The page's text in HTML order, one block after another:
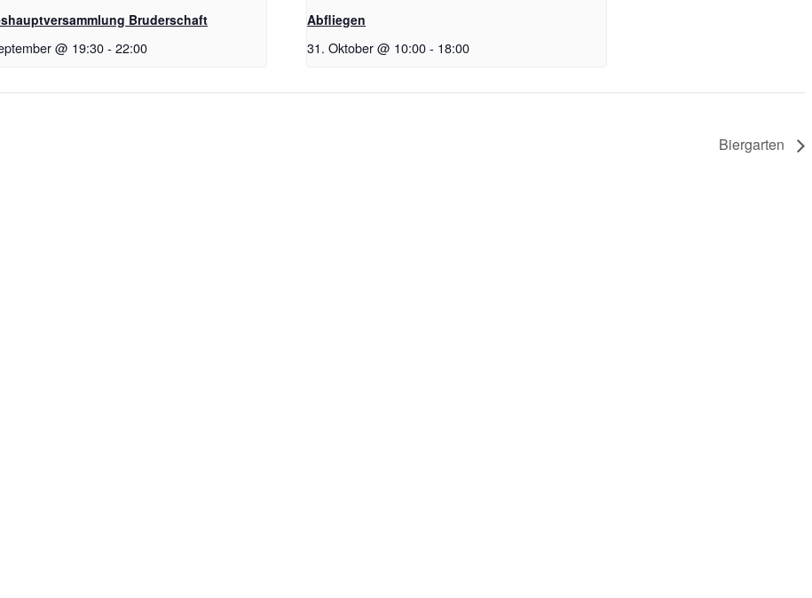
Bruderschaft
@ 19:30- 22:00
Abfliegen
31. Oktober @ 10:00- 18:00
Biergarten